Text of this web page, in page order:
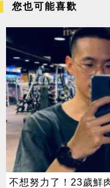
您也可能喜歡
不想努力了！23歲鮮